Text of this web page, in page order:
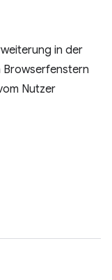
in der
Browserfenstern
Nutzer